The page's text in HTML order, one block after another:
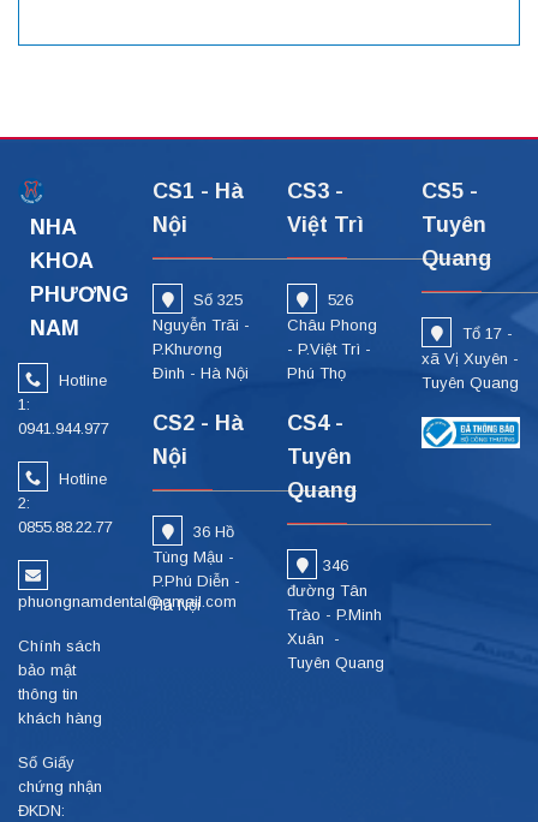
NHA
KHOA
PHƯƠNG
NAM
Hotline
1:
0941.944.977
Hotline
2:
0855.88.22.77
phuongnamdental@gmail.com
Chính sách
bảo mật
thông tin
khách hàng
Số Giấy
chứng nhận
ĐKDN:
CS1 - Hà
Nội
Số 325
Nguyễn Trãi -
P.Khương
Đình - Hà Nội
CS2 - Hà
Nội
36 Hồ
Tùng Mậu -
P.Phú Diễn -
Hà Nội
CS3 -
Việt Trì
526
Châu Phong
- P.Việt Trì -
Phú Thọ
CS4 -
Tuyên
Quang
346
đường Tân
Trào - P.Minh
Xuân -
Tuyên Quang
CS5 -
Tuyên
Quang
Tổ 17 -
xã Vị Xuyên -
Tuyên Quang